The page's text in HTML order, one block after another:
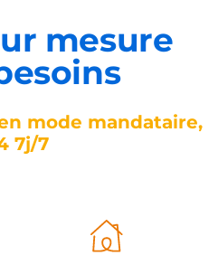
mesure
mode mandataire,
7j/7